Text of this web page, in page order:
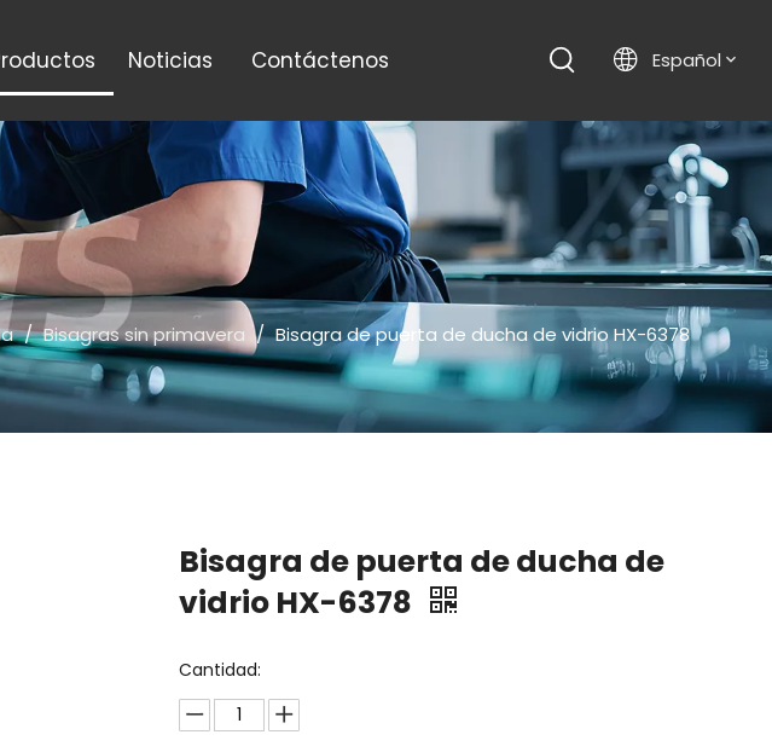
Noticias Contáctenos Español
/ Bisagras sin primavera / Bisagra de puerta de ducha de vidrio HX-6378
Bisagra de puerta de ducha de
vidrio HX-6378
Cantidad: